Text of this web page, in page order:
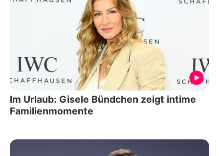
Im Urlaub: Gisele Bündchen zeigt intime
Familienmomente